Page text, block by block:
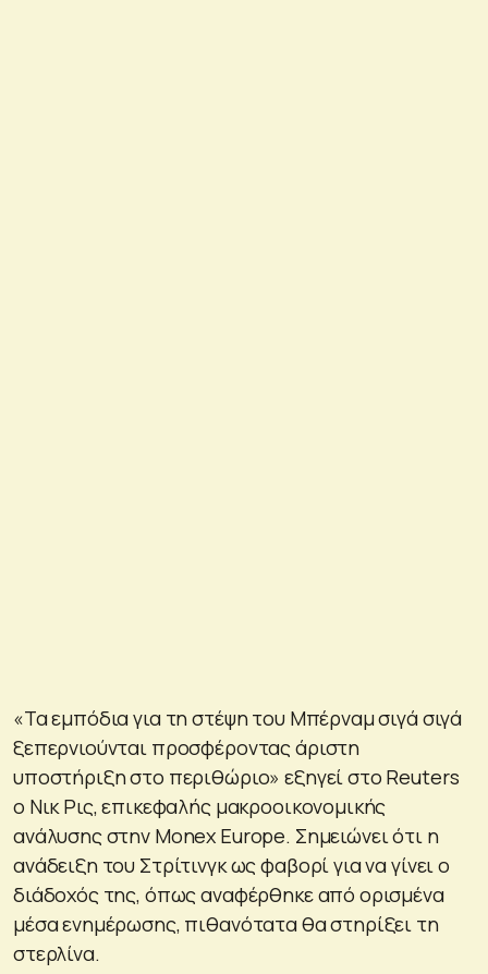
«Τα εμπόδια για τη στέψη του Μπέρναμ σιγά σιγά
ξεπερνιούνται προσφέροντας άριστη
υποστήριξη στο περιθώριο» εξηγεί στο Reuters
ο Νικ Ρις, επικεφαλής μακροοικονομικής
ανάλυσης στην Monex Europe. Σημειώνει ότι η
ανάδειξη του Στρίτινγκ ως φαβορί για να γίνει ο
διάδοχός της, όπως αναφέρθηκε από ορισμένα
μέσα ενημέρωσης, πιθανότατα θα στηρίξει τη
στερλίνα.